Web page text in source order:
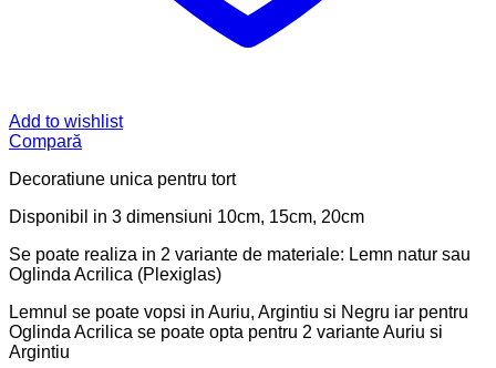
Add to wishlist
Compară
Decoratiune unica pentru tort
Disponibil in 3 dimensiuni 10cm, 15cm, 20cm
Se poate realiza in 2 variante de materiale: Lemn natur sau
Oglinda Acrilica (Plexiglas)
Lemnul se poate vopsi in Auriu, Argintiu si Negru iar pentru
Oglinda Acrilica se poate opta pentru 2 variante Auriu si
Argintiu